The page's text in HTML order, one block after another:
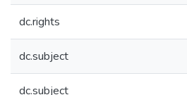
dc.rights
dc.subject
dc.subject